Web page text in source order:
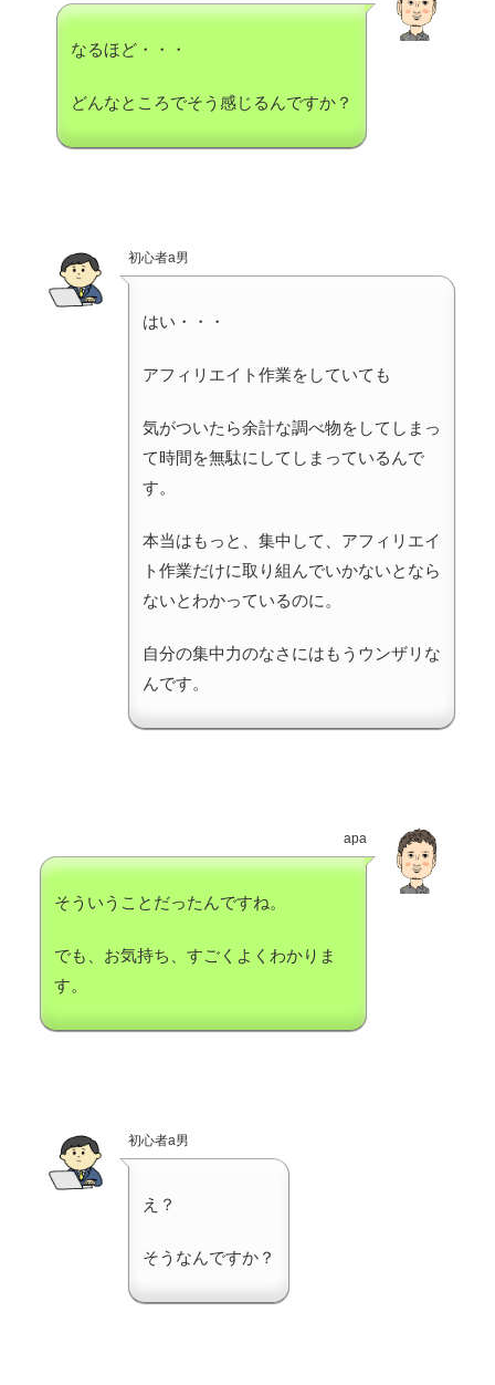
なるほど・・・
どんなところでそう感じるんですか？
初心者a男
はい・・・
アフィリエイト作業をしていても
気がついたら余計な調べ物をしてしまっ
て時間を無駄にしてしまっているんで
す。
本当はもっと、集中して、アフィリエイ
ト作業だけに取り組んでいかないとなら
ないとわかっているのに。
自分の集中力のなさにはもうウンザリな
んです。
apa
そういうことだったんですね。
でも、お気持ち、すごくよくわかりま
す。
初心者a男
え？
そうなんですか？